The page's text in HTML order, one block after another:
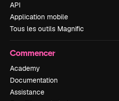
API
Application mobile
Tous les outils Magnific
Commencer
Academy
Documentation
Assistance